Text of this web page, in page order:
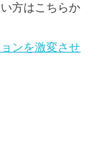
方はこちらか
ンを激変させ